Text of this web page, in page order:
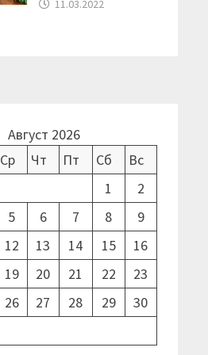
11.03.2022
Август 2026
Ср Чт Пт Сб
Вс
1
2
5 6 7 8
9
12 13 14 15
16
19 20 21 22
23
26 27 28 29
30